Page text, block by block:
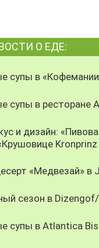
О ЕДЕ:
супы в
супы в ресторане
и дизайн:
Kronprinz
«Медвезай» в
сезон в
супы в Atlantica